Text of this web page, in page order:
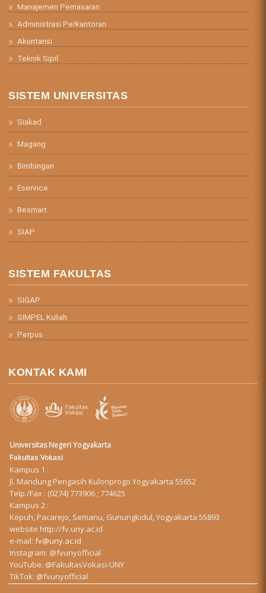
Manajemen Pemasaran
Administrasi Perkantoran
Akuntansi
Teknik Sipil
SISTEM UNIVERSITAS
Siakad
Magang
Bimbingan
Eservice
Besmart
SIAP
SISTEM FAKULTAS
SIGAP
SIMPEL Kuliah
Perpus
KONTAK KAMI
Universitas Negeri Yogyakarta
Fakultas Vokasi
Kampus 1 :
Jl. Mandung Pengasih Kulonprogo Yogyakarta 55652
Telp./Fax : (0274) 773906 ; 774625
Kampus 2 :
Kepuh, Pacarejo, Semanu, Gunungkidul, Yogyakarta 55893
website http://fv.uny.ac.id
e-mail:fv@uny.ac.id
Instagram: @fvunyofficial
YouTube: @FakultasVokasi-UNY
TikTok: @fvunyofficial